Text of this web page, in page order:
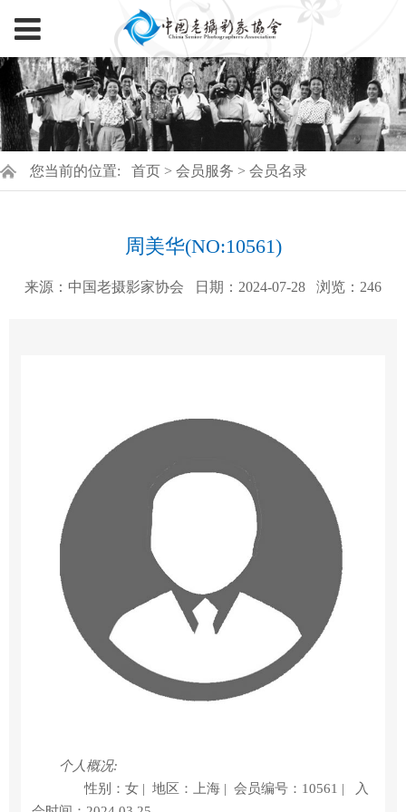
您当前的位置: 首页> 会员服务 > 会员名录
周美华(NO:10561)
来源：中国老摄影家协会 日期：2024-07-28 浏览： 246
个人概况:
性别：女 | 地区：上海 | 会员编号：10561 |
入